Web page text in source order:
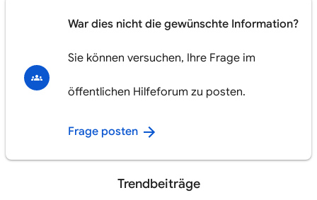
War dies nicht die gewünschte Information?
Sie können versuchen, Ihre Frage im
öffentlichen Hilfeforum zu posten.
Frage posten
Trendbeiträge